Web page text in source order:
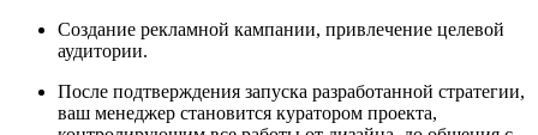
Создание рекламной кампании, привлечение целевой
аудитории.
После подтверждения запуска разработанной стратегии,
ваш менеджер становится куратором проекта,